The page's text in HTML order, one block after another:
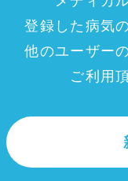
登録した病気
他のユーザー
ご利用